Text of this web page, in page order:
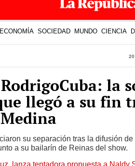
ECONOMÍA SOCIEDAD MUNDO CIENCIA
la
llegó a su fin
su separación tras la difusión
a su bailarín de Reinas del show.